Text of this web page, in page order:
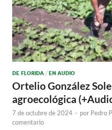
DE FLORIDA / EN AUDIO
Ortelio González
agroecológica
7 de octubre de 2024 - por Pedro
comentario